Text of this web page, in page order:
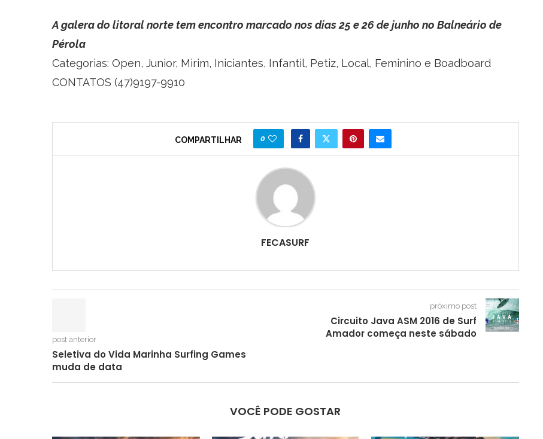
A galera do litoral norte tem encontro marcado nos dias 25 e 26 de junho no Balneário de
Pérola
Categorias: Open, Junior, Mirim, Iniciantes, Infantil, Petiz, Local, Feminino e Boadboard
CONTATOS (47)9197-9910
COMPARTILHAR 0
FECASURF
post anterior
Seletiva do Vida Marinha Surfing Games
muda de data
próximo post
Circuito Java ASM 2016 de Surf
Amador começa neste sábado
VOCÊ PODE GOSTAR